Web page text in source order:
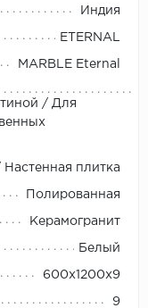
Индия
ETERNAL
MARBLE Eternal
/ Для
плитка
Полированная
Керамогранит
Белый
600х1200x9
9